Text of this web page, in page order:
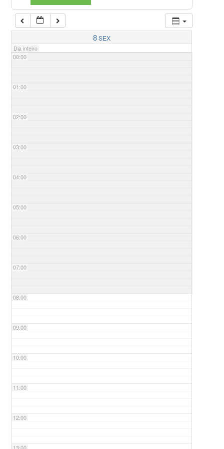
8SEX
Dia inteiro
00:00
01:00
02:00
03:00
04:00
05:00
06:00
07:00
08:00
09:00
10:00
11:00
12:00